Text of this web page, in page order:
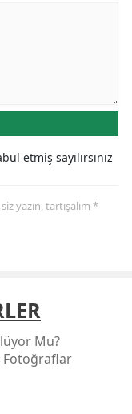
etmiş sayılırsınız
yazın, tartışalım *
Mu?
Fotoğraflar